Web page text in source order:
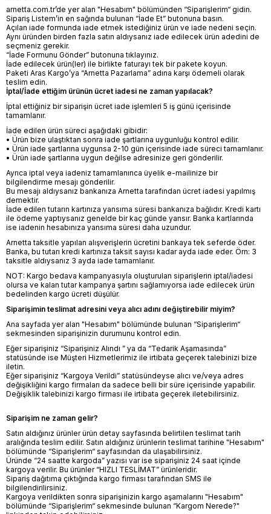
arnetta.com.tr’de yer alan "Hesabım" bölümünden “Siparişlerim“ gidin.
Sipariş Listem’in en sağında bulunan “İade Et” butonuna basın.
Açılan iade formunda iade etmek istediğiniz ürün ve iade nedeni seçin.
Aynı üründen birden fazla satın aldıysanız iade edilecek ürün adedini de
seçmeniz gerekir.
“İade Formunu Gönder” butonuna tıklayınız.
İade edilecek ürün(ler) ile birlikte faturayı tek bir pakete koyun.
Paketi Aras Kargo’ya “Arnetta Pazarlama” adına karşı ödemeli olarak
teslim edin.
İptal/İade ettiğim ürünün ücret iadesi ne zaman yapılacak?
İptal ettiğiniz bir siparişin ücret iade işlemleri 5 iş günü içerisinde
tamamlanır.
İade edilen ürün süreci aşağıdaki gibidir:
• Ürün bize ulaştıktan sonra iade şartlarına uygunluğu kontrol edilir.
• Ürün iade şartlarına uygunsa 2-10 gün içerisinde iade süreci tamamlanır.
• Ürün iade şartlarına uygun değilse adresinize geri gönderilir.
Ayrıca iptal veya iadeniz tamamlanınca üyelik e-mailinize bir
bilgilendirme mesajı gönderilir.
Bu mesajı aldıysanız bankanıza Arnetta tarafından ücret iadesi yapılmış
demektir.
İade edilen tutarın kartınıza yansıma süresi bankanıza bağlıdır. Kredi kartı
ile ödeme yaptıysanız genelde bir kaç günde yansır. Banka kartlarında
ise iadenin hesabınıza yansıma süresi daha uzundur.
Arnetta taksitle yapılan alışverişlerin ücretini bankaya tek seferde öder.
Banka, bu tutarı kredi kartınıza taksit sayısı kadar ayda iade eder. Örn: 3
taksitle aldıysanız 3 ayda iade tamamlanır.
NOT: Kargo bedava kampanyasıyla oluşturulan siparişlerin iptal/iadesi
olursa ve kalan tutar kampanya şartını sağlamıyorsa iade edilecek ürün
bedelinden kargo ücreti düşülür.
Siparişimin teslimat adresini veya alıcı adını değiştirebilir miyim?
Ana sayfada yer alan "Hesabım" bölümünde bulunan “Siparişlerim“
sekmesinden siparişinizin durumunu kontrol edin.
Eğer siparişiniz “Siparişiniz Alındı ” ya da “Tedarik Aşamasında”
statüsünde ise Müşteri Hizmetlerimiz ile irtibata geçerek talebinizi bize
iletin.
Eğer siparişiniz “Kargoya Verildi” statüsündeyse alıcı ve/veya adres
değişikliğini kargo firmaları da sadece belli bir süre içerisinde yapabilir.
Değişiklik talebinizi kargo firması ile irtibata geçerek iletebilirsiniz.
Siparişim ne zaman gelir?
Satın aldığınız ürünler ürün detay sayfasında belirtilen teslimat tarih
aralığında teslim edilir. Satın aldığınız ürünlerin teslimat tarihine "Hesabım"
bölümünde “Siparişlerim“ sayfasından da ulaşabilirsiniz.
Üründe “24 saatte kargoda” yazısı var ise siparişiniz 24 saat içinde
kargoya verilir. Bu ürünler “HIZLI TESLİMAT” ürünleridir.
Sipariş dağıtıma çıktığında kargo firması tarafından SMS ile
bilgilendirilirsiniz.
Kargoya verildikten sonra siparişinizin kargo aşamalarını "Hesabım"
bölümünde “Siparişlerim“ sekmesinde bulunan “Kargom Nerede?"